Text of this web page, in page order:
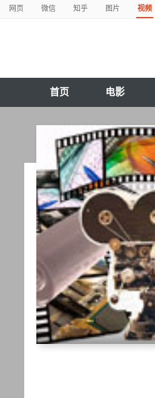
网页 微信 知乎 图片 视频
首页 电影